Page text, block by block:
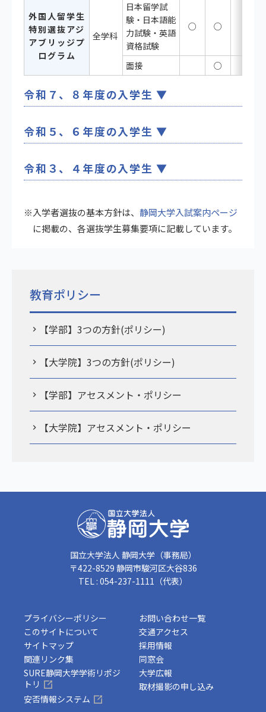
外国人留学生
特別選抜アジ
アブリッジプ
ログラム
全学科
日本留学試
験・日本語能
力試験・英語
資格試験
○ ○
面接 ○
令和７、８年度の入学生
令和５、６年度の入学生
令和３、４年度の入学生
※入学者選抜の基本方針は、 静岡大学入試案内ページ
に掲載の、各選抜学生募集要項に記載しています。
教育ポリシー
【学部】3つの方針(ポリシー)
【大学院】3つの方針(ポリシー)
【学部】アセスメント・ポリシー
【大学院】アセスメント・ポリシー
国立大学法人 静岡大学（事務局）
〒422-8529 静岡市駿河区大谷836
TEL : 054-237-1111（代表）
プライバシーポリシー
このサイトについて
サイトマップ
関連リンク集
お問い合わせ一覧
交通アクセス
採用情報
同窓会
SURE静岡大学学術リポジ
トリ
安否情報システム
大学広報
取材撮影の申し込み